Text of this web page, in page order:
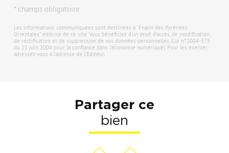
* champs obligatoire
Les informations communiquées sont destinées à "Fnaim des Pyrénées
Orientales" éditrice de ce site. Vous bénéficiez d'un droit d'accès, de modification,
de rectification et de suppression de vos données personnelles (Loi n°2004-575
du 21 juin 2004 pour la confiance dans l'économie numérique). Pour les exercer,
adressez vous à l’adresse de l’Editeur.
Partager ce
bien